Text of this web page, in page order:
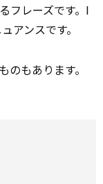
フレーズです。I
アンスです。
もあります。